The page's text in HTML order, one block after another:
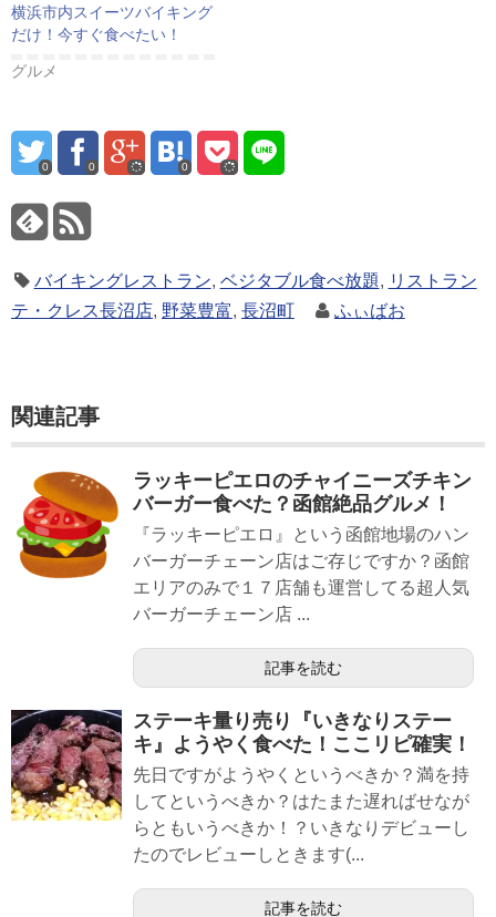
横浜市内スイーツバイキング
だけ！今すぐ食べたい！
グルメ
0 0 0
バイキングレストラン, ベジタブル食べ放題, リストラン
テ・クレス長沼店, 野菜豊富, 長沼町 ふぃばお
関連記事
ラッキーピエロのチャイニーズチキン
バーガー食べた？函館絶品グルメ！
『ラッキーピエロ』という函館地場のハン
バーガーチェーン店はご存じですか？函館
エリアのみで１７店舗も運営してる超人気
バーガーチェーン店 ...
記事を読む
ステーキ量り売り『いきなりステー
キ』ようやく食べた！ここリピ確実！
先日ですがようやくというべきか？満を持
してというべきか？はたまた遅ればせなが
らともいうべきか！？いきなりデビューし
たのでレビューしときます(...
記事を読む